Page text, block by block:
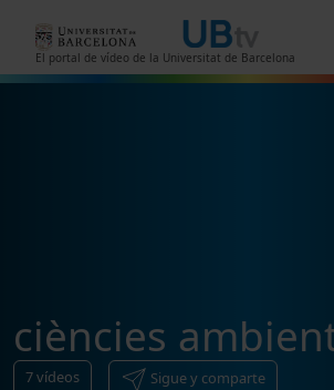
El portal de vídeo de la Universitat de Barcelona
ciències
7vídeos Sigue y comparte